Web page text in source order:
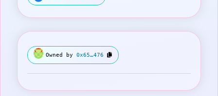
Owned by0x65…476